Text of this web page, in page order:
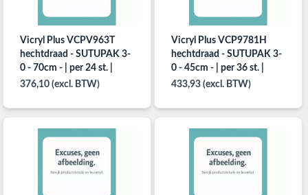
Vicryl Plus VCPV963T
hechtdraad - SUTUPAK 3-
0 - 70cm - | per 24 st. |
376,10 (excl. BTW)
Vicryl Plus VCP9781H
hechtdraad - SUTUPAK 3-
0 - 45cm - | per 36 st. |
433,93 (excl. BTW)